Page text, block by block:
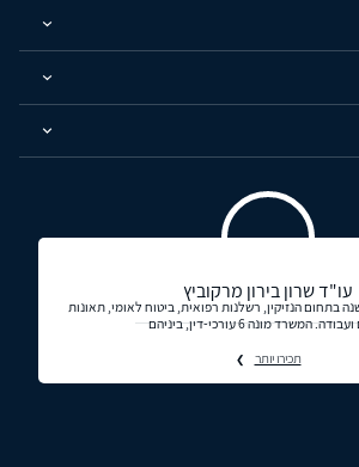
עו"ד שרון בירון מרקוביץ
ונוטריון מזה 28 שנה בתחום הנזיקין, רשלנות רפואית, ביטוח לאומי, תאונות
המשרד מונה 6 עורכי-דין, ביניהם
תכירו יותר